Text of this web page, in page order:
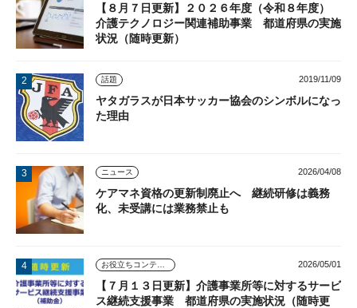
【８月７日更新】２０２６年度（令和８年度）
介護テクノロジー関連補助事業 都道府県の実施
状況（随時更新）
話題 2019/11/09
ヤタガラスが日本サッカー協会のシンボルになっ
た理由
ニュース 2026/04/08
ケアマネ資格の更新制廃止へ 継続研修は義務
化、未受講には業務禁止も
2026/05/01
【７月１３日更新】介護事業所等に対するサービ
ス継続支援事業 都道府県の実施状況（随時更